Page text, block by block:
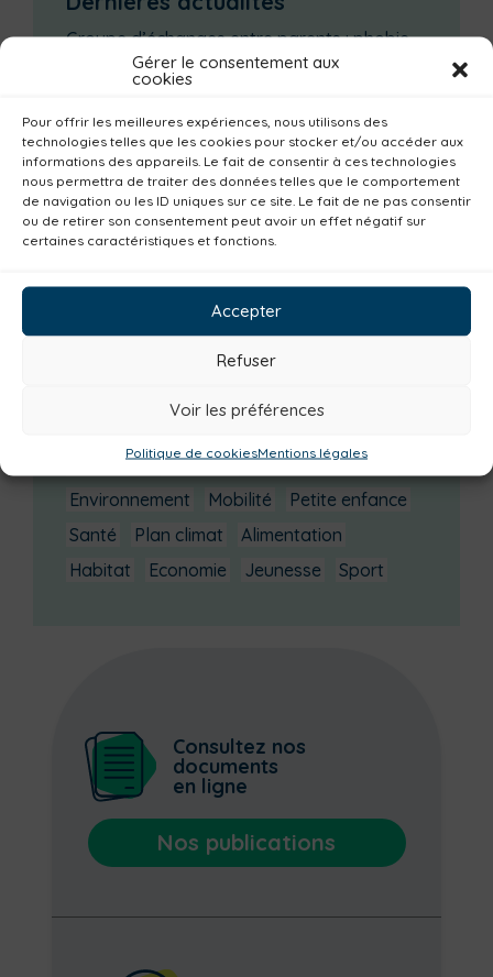
Gérer le consentement aux
cookies
Pour offrir les meilleures expériences, nous utilisons des
technologies telles que les cookies pour stocker et/ou accéder aux
informations des appareils. Le fait de consentir à ces technologies
nous permettra de traiter des données telles que le comportement
de navigation ou les ID uniques sur ce site. Le fait de ne pas consentir
ou de retirer son consentement peut avoir un effet négatif sur
certaines caractéristiques et fonctions.
Accepter
Refuser
Voir les préférences
Politique de cookiesMentions légales
Groupe d’échanges entre parents : phobie
La saison culturelle 2026-2027 est lancée !
Changements d’horaires activités jeunes
Enquête publique
Catégories actualités / agenda
Emploi Communes
Consommer local
Urbanisme
Magazine
Solidarité
Tourisme
Centre aquatique
Environnement
Mobilité
Petite enfance
Santé
Plan climat
Alimentation
Habitat
Economie Jeunesse Sport
Consultez nos
documents
en ligne
Nos publications